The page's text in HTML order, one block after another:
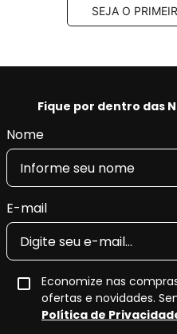
SEJA O
Fique por dentro das
Nome
E-mail
Economize nas
ofertas e novidades.
Política de